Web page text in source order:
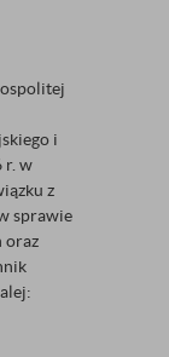
i
r. w
z
sprawie
oraz